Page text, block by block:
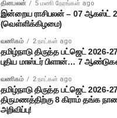
தினபலன் 5 மணி நேரங்கள் ago
இன்றைய ராசிபலன் – 07 ஆகஸ்ட்
(வெள்ளிக்கிழமை)
வணிகம் 2 நாட்கள் ago
தமிழ்நாடு திருத்த பட்ஜெட்
புதிய மாஸ்டர் பிளான்… 7
வணிகம் 2 நாட்கள் ago
தமிழ்நாடு திருத்த பட்ஜெட்
திருமணத்திற்கு 8 கிராம் தங்க
அறிவிப்பு!